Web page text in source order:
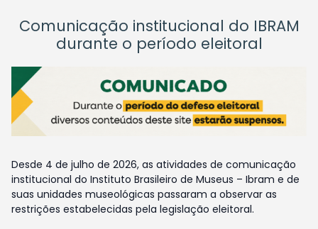
Comunicação institucional do IBRAM
durante o período eleitoral
Desde 4 de julho de 2026, as atividades de comunicação
institucional do Instituto Brasileiro de Museus – Ibram e de
suas unidades museológicas passaram a observar as
restrições estabelecidas pela legislação eleitoral.